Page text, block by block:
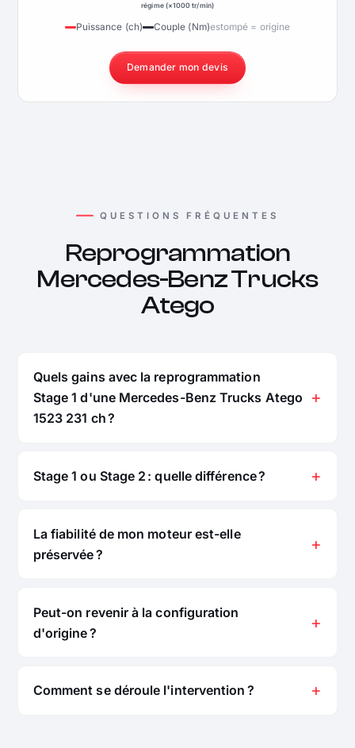
régime (×1000 tr/min)
Puissance (ch) Couple (Nm)estompé = origine
Demander mon devis
QUESTIONS FRÉQUENTES
Reprogrammation
Mercedes-Benz Trucks
Atego
Quels gains avec la reprogrammation
Stage 1 d'une Mercedes-Benz Trucks Atego
1523 231 ch ?
Stage 1 ou Stage 2 : quelle différence ?
La fiabilité de mon moteur est-elle
préservée ?
Peut-on revenir à la configuration
d'origine ?
Comment se déroule l'intervention ?